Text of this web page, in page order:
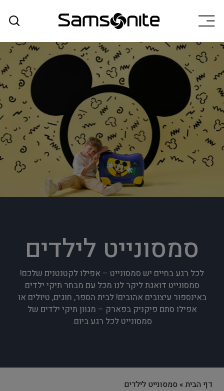
אודות
המוצרים שלנו +
מחלקת B2B
שירות לקוחות
סניפים
תוצאות חיפוש
סמסונייט לילדים
לכל רגע בחיים יש סמסונייט – אפילו לקטנטנים שלכם!
סמסונייט דואגת ליקר לנו מכל עם מבחר תיקי ילדים
באינספור עיצובים אהובים! לבית הספר, חוגים, טיולים או
אפילו סתם פיקניק בפארק – מגוון תיקי ילדים של
סמסונייט לכל רגע ביום.
דף הבית » סמסונייט לילדים